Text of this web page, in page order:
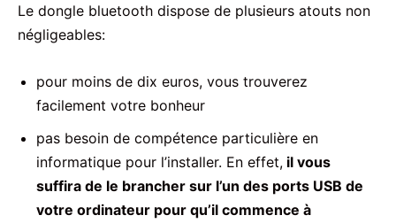
Le dongle bluetooth dispose de plusieurs atouts non
négligeables:
pour moins de dix euros, vous trouverez
facilement votre bonheur
pas besoin de compétence particulière en
informatique pour l’installer. En effet, il vous
suffira de le brancher sur l’un des ports USB de
votre ordinateur pour qu’il commence à